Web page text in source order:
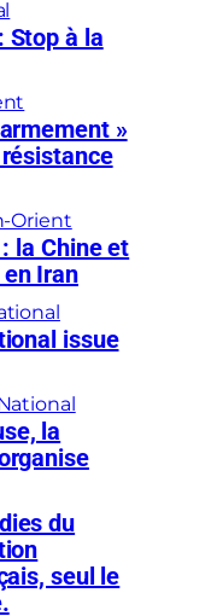
Stop à la
»
Orient
la Chine et
en Iran
issue
la
du
seul le